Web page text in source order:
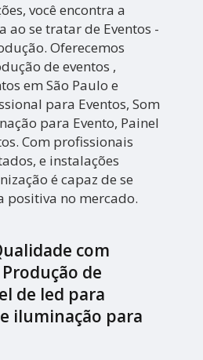
você encontra a
ao se tratar de Eventos -
Oferecemos
de eventos ,
em São Paulo e
para Eventos, Som
para Evento, Painel
Com profissionais
e instalações
é capaz de se
positiva no mercado.
com
de
de led para
iluminação para